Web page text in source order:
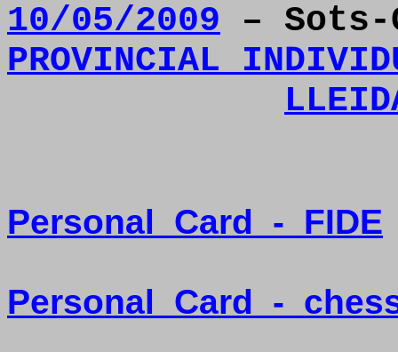
10/05/2009 – Sots-
PROVINCIAL
Personal Card - FIDE
Personal Card -